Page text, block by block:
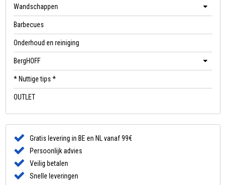
Wandschappen
Barbecues
Onderhoud en reiniging
BergHOFF
* Nuttige tips *
OUTLET
Gratis levering in BE en NL vanaf 99€
Persoonlijk advies
Veilig betalen
Snelle leveringen